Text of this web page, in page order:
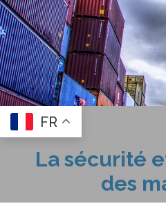
FR
La sécurité
des